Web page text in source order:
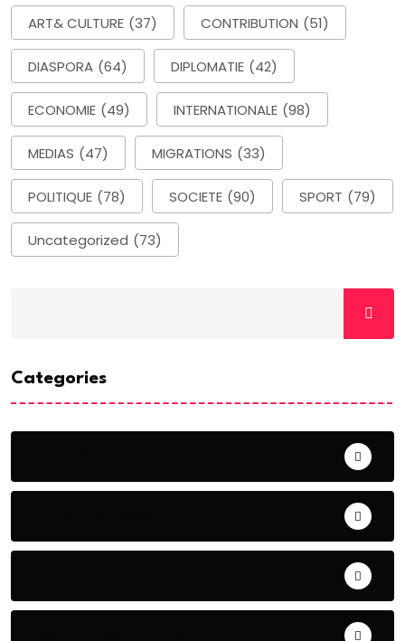
ART& CULTURE (37) CONTRIBUTION (51)
DIASPORA (64) DIPLOMATIE (42)
ECONOMIE (49) INTERNATIONALE (98)
MEDIAS (47) MIGRATIONS (33)
POLITIQUE (78) SOCIETE (90) SPORT (79)
Uncategorized (73)
Categories